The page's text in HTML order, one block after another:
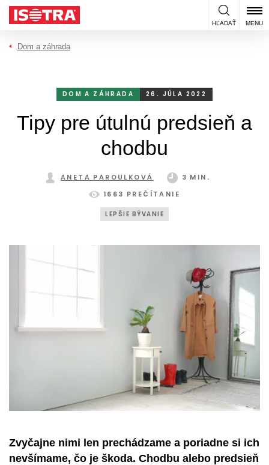
Preskočiť na obsah
HĽADAŤ MENU
Dom a záhrada
DOM A ZÁHRADA 26. JÚLA 2022
Tipy pre útulnú predsieň a
chodbu
ANETA PAROULKOVÁ
3 MIN.
1663 PREČÍTANIE
LEPŠIE BÝVANIE
Zvyčajne nimi len prechádzame a poriadne si ich
nevšímame, čo je škoda. Chodbu alebo predsieň